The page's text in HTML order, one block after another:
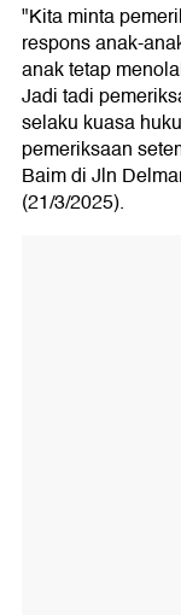
"Kita minta
respons anak-
anak tetap
Jadi tadi
selaku kuasa
pemeriksaan
Baim di Jln
(21/3/2025).